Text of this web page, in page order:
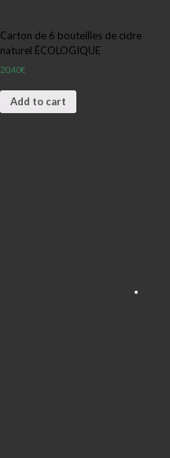
Carton de 6 bouteilles de cidre
naturel ÉCOLOGIQUE
20.40€
Add to cart